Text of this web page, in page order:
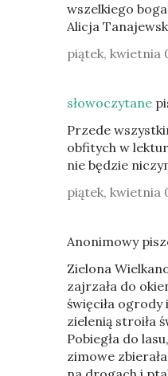
wszelkiego
Alicja
piątek, kwietnia
słowoczytane
Przede
obfitych w
nie będzie
piątek, kwietnia
Anonimowy
Zielona
zajrzała do
święciła ogrody
zielenią stroiła
Pobiegła do
zimowe